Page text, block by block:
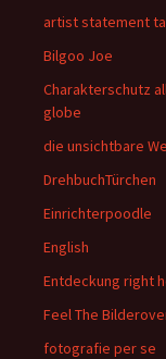
artist statement
Bilgoo Joe
Charakterschutz
globe
die unsichtbare
DrehbuchTürchen
Einrichterpoodle
English
Entdeckung right
Feel The
fotografie per se